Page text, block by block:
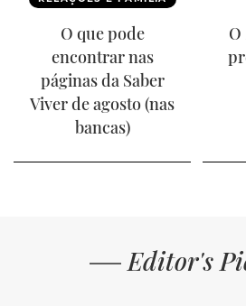
O que pode
encontrar nas
páginas da Saber
Viver de agosto (nas
bancas)
O
Editor's